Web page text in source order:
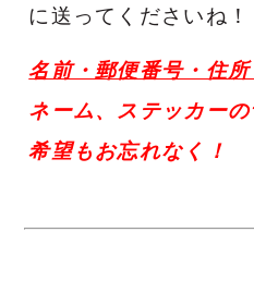
に送ってくださいね！
名前・郵便番号・住
ネーム、 ステッカー
希望もお忘れなく！